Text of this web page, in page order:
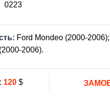
0223
Ford Mondeo (2000-2006);
2006).
120$